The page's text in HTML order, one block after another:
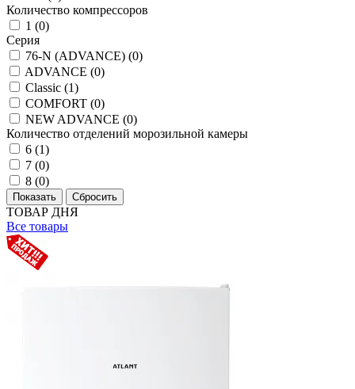
Количество компрессоров
1 (0)
Серия
76-N (ADVANCE) (0)
ADVANCE (0)
Classic (1)
COMFORT (0)
NEW ADVANCE (0)
Количество отделений морозильной камеры
6 (1)
7 (0)
8 (0)
ТОВАР ДНЯ
Все товары